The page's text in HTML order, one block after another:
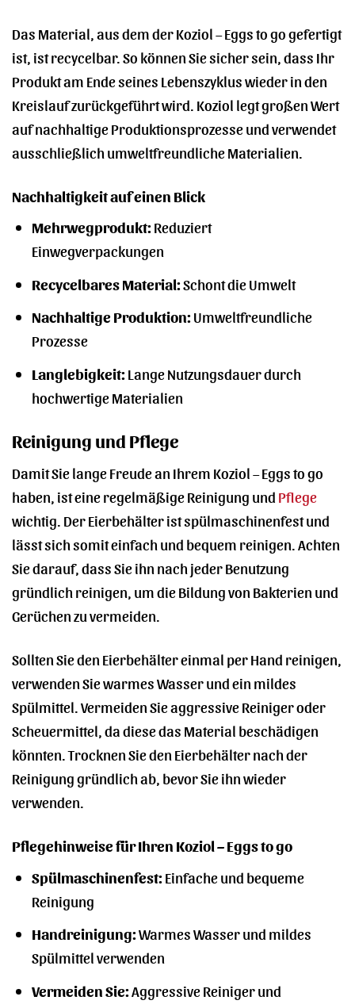
Das Material, aus dem der Koziol – Eggs to go gefertigt
ist, ist recycelbar. So können Sie sicher sein, dass Ihr
Produkt am Ende seines Lebenszyklus wieder in den
Kreislauf zurückgeführt wird. Koziol legt großen Wert
auf nachhaltige Produktionsprozesse und verwendet
ausschließlich umweltfreundliche Materialien.
Nachhaltigkeit auf einen Blick
Mehrwegprodukt:Reduziert
Einwegverpackungen
Recycelbares Material:Schont die Umwelt
Nachhaltige Produktion:Umweltfreundliche
Prozesse
Langlebigkeit:Lange Nutzungsdauer durch
hochwertige Materialien
Reinigung und Pflege
Damit Sie lange Freude an Ihrem Koziol – Eggs to go
haben, ist eine regelmäßige Reinigung und Pflege
wichtig. Der Eierbehälter ist spülmaschinenfest und
lässt sich somit einfach und bequem reinigen. Achten
Sie darauf, dass Sie ihn nach jeder Benutzung
gründlich reinigen, um die Bildung von Bakterien und
Gerüchen zu vermeiden.
Sollten Sie den Eierbehälter einmal per Hand reinigen,
verwenden Sie warmes Wasser und ein mildes
Spülmittel. Vermeiden Sie aggressive Reiniger oder
Scheuermittel, da diese das Material beschädigen
könnten. Trocknen Sie den Eierbehälter nach der
Reinigung gründlich ab, bevor Sie ihn wieder
verwenden.
Pflegehinweise für Ihren Koziol – Eggs to go
Spülmaschinenfest:Einfache und bequeme
Reinigung
Handreinigung:Warmes Wasser und mildes
Spülmittel verwenden
Vermeiden Sie:Aggressive Reiniger und